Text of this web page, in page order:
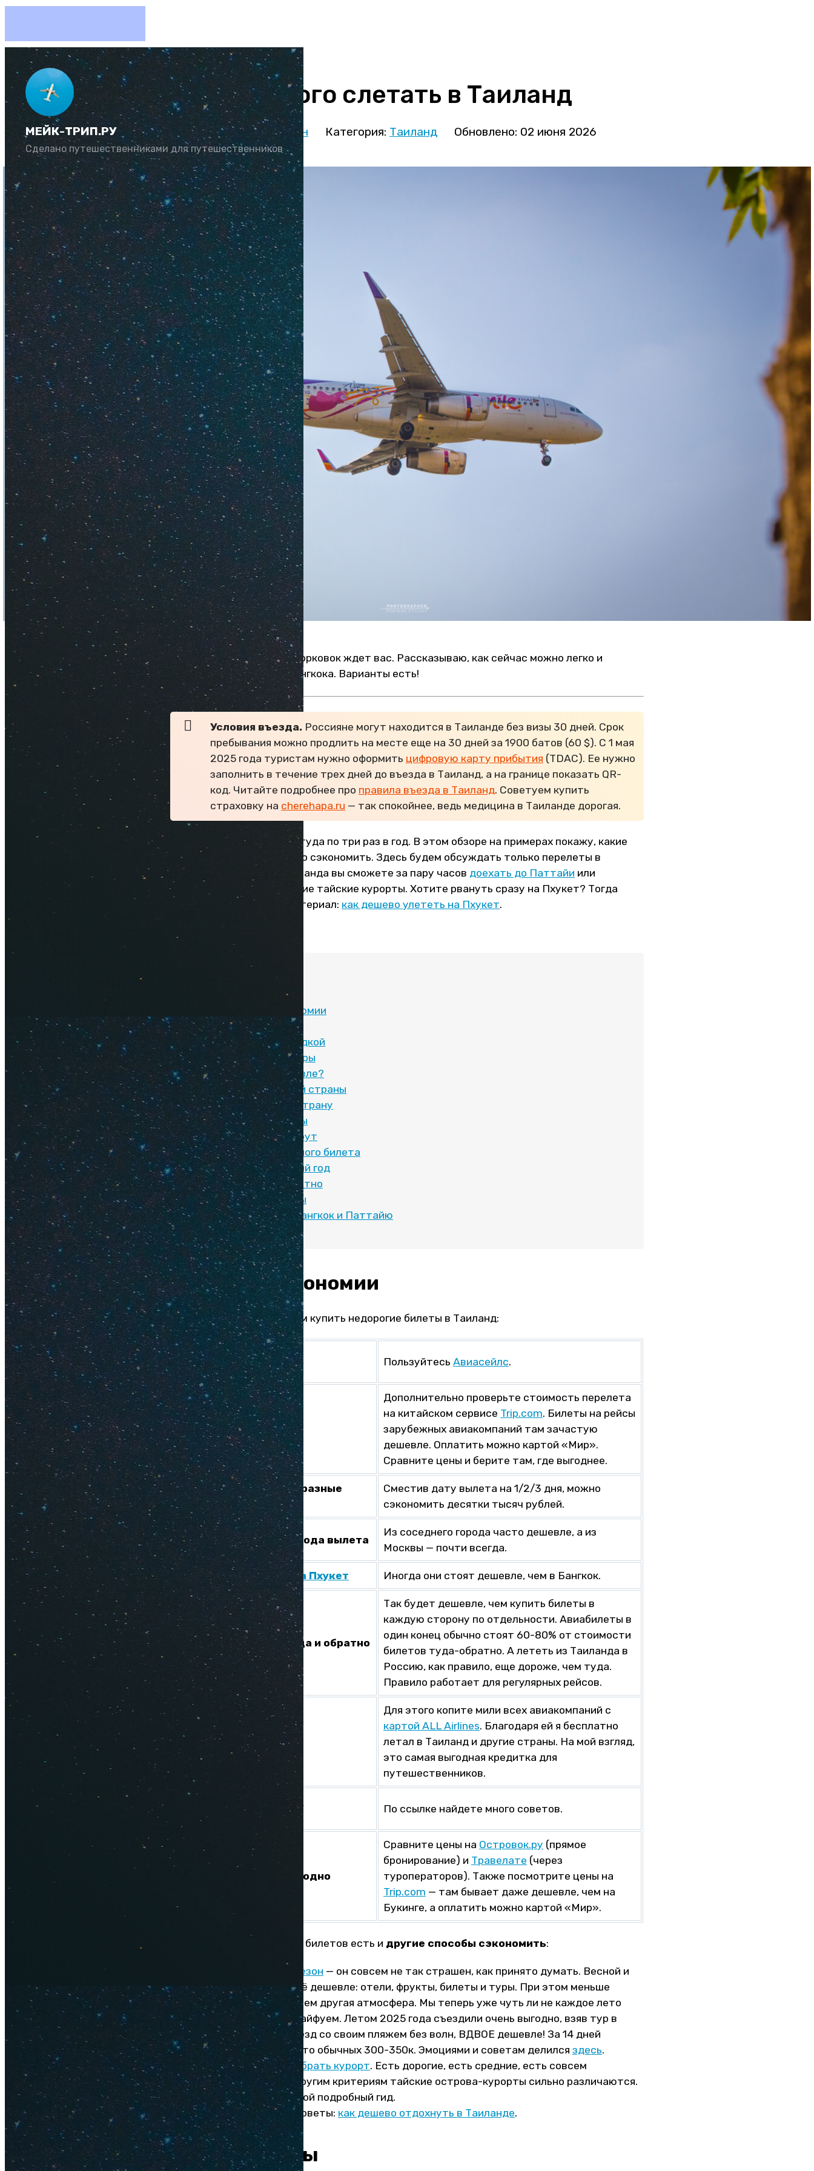
МЕЙК-ТРИП.РУ
Сделано путешественниками для путешественников
Как недорого слетать в Таиланд
Автор: Алексей Синицын Категория: Таиланд Обновлено: 02 июня 2026
Страна улыбок, манго и морковок ждет вас. Рассказываю, как сейчас можно легко и
недорого долететь до Бангкока. Варианты есть!
Условия въезда. Россияне могут находится в Таиланде без визы 30 дней. Срок
пребывания можно продлить на месте еще на 30 дней за 1900 батов (60 $). С 1 мая
2025 года туристам нужно оформить цифровую карту прибытия (TDAC). Ее нужно
заполнить в течение трех дней до въезда в Таиланд, а на границе показать QR-
код. Читайте подробнее про правила въезда в Таиланд. Советуем купить
страховку на cherehapa.ru — так спокойнее, ведь медицина в Таиланде дорогая.
Люблю Таиланд и летаю туда по три раз в год. В этом обзоре на примерах покажу, какие
имеются пути и как можно сэкономить. Здесь будем обсуждать только перелеты в
Бангкок
. Из столицы Таиланда вы сможете за пару часов доехать до Паттайи или
недорого улететь на другие тайские курорты. Хотите рвануть сразу на Пхукет? Тогда
читайте специальный материал: как дешево улететь на Пхукет.
Советы по экономии
Прямые рейсы
Рейсы с пересадкой
Дешевые чартеры
А по туру дешевле?
Вылет из другой страны
Через третью страну
Акции на билеты
Сложный маршрут
Наличие обратного билета
Билеты на Новый год
Слетать бесплатно
Частые вопросы
Полезное про Бангкок и Паттайю
Советы по экономии
Эти действия помогут вам купить недорогие билеты в Таиланд:
Сравните цены всех
авиакомпаний
ПользуйтесьАвиасейлс.
Проверьте цены
Дополнительно проверьте стоимость перелета
на китайском сервисе Trip.com. Билеты на рейсы
зарубежных авиакомпаний там зачастую
дешевле. Оплатить можно картой «Мир».
Сравните цены и берите там, где выгоднее.
Проверьте билеты на разные
даты
Сместив дату вылета на 1/2/3 дня, можно
сэкономить десятки тысяч рублей.
Проверьте разные города вылета
Из соседнего города часто дешевле, а из
Москвы — почти всегда.
Посмотрите билеты на Пхукет Иногда они стоят дешевле, чем в Бангкок.
Покупайте билеты туда и обратно
Так будет дешевле, чем купить билеты в
каждую сторону по отдельности. Авиабилеты в
один конец обычно стоят 60-80% от стоимости
билетов туда-обратно. А лететь из Таиланда в
Россию, как правило, еще дороже, чем туда.
Правило работает для регулярных рейсов.
Летайте бесплатно
Для этого копите мили всех авиакомпаний с
картой ALL Airlines. Благодаря ей я бесплатно
летал в Таиланд и другие страны. На мой взгляд,
это самая выгодная кредитка для
путешественников.
авиабилеты дешевле
По ссылке найдете много советов.
Бронируйте отели выгодно
Сравните цены на Островок.ру (прямое
бронирование) и Травелате (через
туроператоров). Также посмотрите цены на
Trip.com — там бывает даже дешевле, чем на
Букинге, а оплатить можно картой «Мир».
Помимо покупки дешевых билетов есть и другие способы сэкономить:
низкий сезон — он совсем не так страшен, как принято думать. Весной и
летом в Таиланде всё дешевле: отели, фрукты, билеты и туры. При этом меньше
людей и вообще совсем другая атмосфера. Мы теперь уже чуть ли не каждое лето
гоняем в Таиланд и кайфуем. Летом 2025 года съездили очень выгодно, взяв тур в
классный отель 5 звезд со своим пляжем без волн, ВДВОЕ дешевле! За 14 дней
заплатили 160к вместо обычных 300-350к. Эмоциями и советам делилсяздесь.
Нужноправильно выбрать курорт. Есть дорогие, есть средние, есть совсем
копеечные. Да и по другим критериям тайские острова-курорты сильно различаются.
Читайте по ссылке мой подробный гид.
Также посмотрите советы: как дешево отдохнуть в Таиланде.
Прямые рейсы